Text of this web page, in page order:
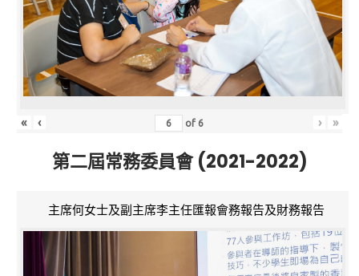
« ‹ of 6 › »
第二屆常務委員會 (2021-2022)
主席何女士及副主席李主任匯報會務報告及財務報告